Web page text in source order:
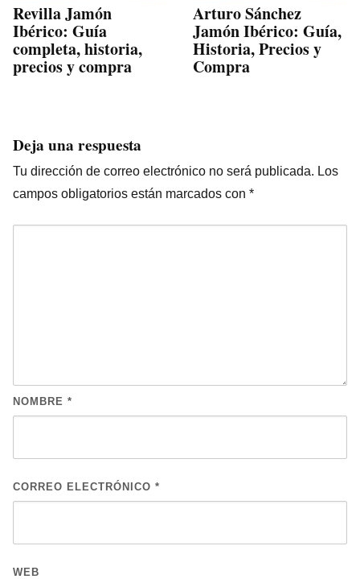
Revilla Jamón
Ibérico: Guía
completa, historia,
precios y compra
Arturo Sánchez
Jamón Ibérico: Guía,
Historia, Precios y
Compra
Deja una respuesta
Tu dirección de correo electrónico no será publicada. Los
campos obligatorios están marcados con *
NOMBRE *
CORREO ELECTRÓNICO *
WEB